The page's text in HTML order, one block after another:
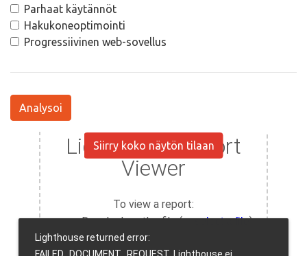
Parhaat käytännöt
Hakukoneoptimointi
Progressiivinen web-sovellus
Analysoi
Siirry koko näytön tilaan